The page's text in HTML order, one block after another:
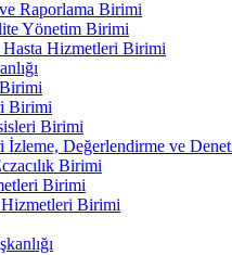
Raporlama Birimi
Yönetim Birimi
Hasta Hizmetleri Birimi
Birimi
Birimi
İzleme, Değerlendirme ve
Birimi
Birimi
Hizmetleri Birimi